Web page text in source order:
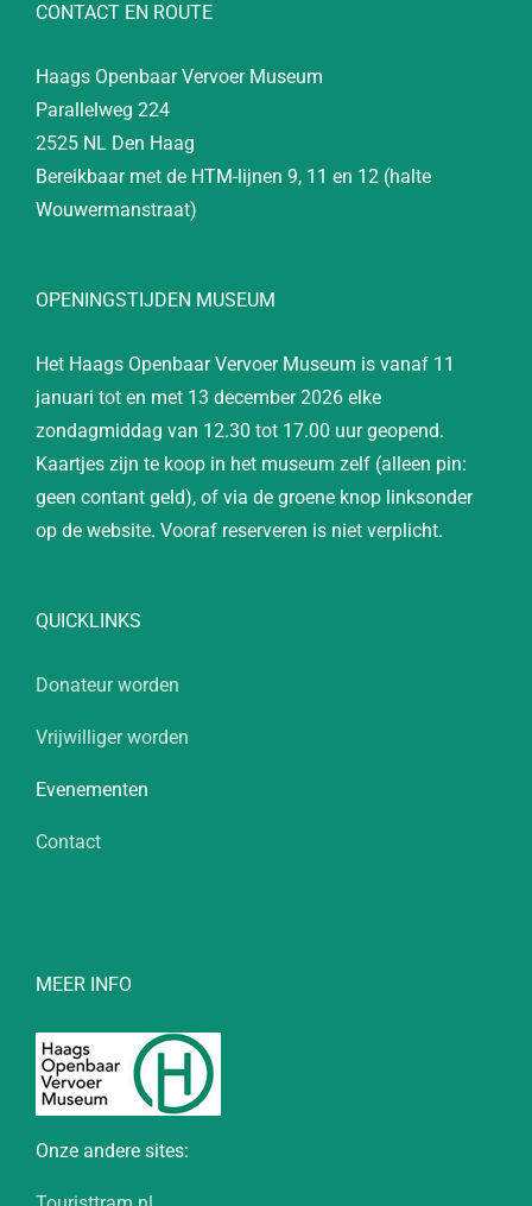
CONTACT EN ROUTE
Haags Openbaar Vervoer Museum
Parallelweg 224
2525 NL Den Haag
Bereikbaar met de HTM-lijnen 9, 11 en 12 (halte
Wouwermanstraat)
OPENINGSTIJDEN MUSEUM
Het Haags Openbaar Vervoer Museum is vanaf 11
januari tot en met 13 december 2026 elke
zondagmiddag van 12.30 tot 17.00 uur geopend.
Kaartjes zijn te koop in het museum zelf (alleen pin:
geen contant geld), of via de groene knop linksonder
op de website. Vooraf reserveren is niet verplicht.
QUICKLINKS
Donateur worden
Vrijwilliger worden
Evenementen
Contact
MEER INFO
Onze andere sites: